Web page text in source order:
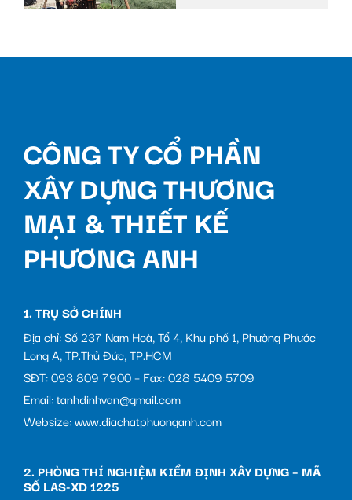
CÔNG TY CỔ PHẦN
XÂY DỰNG THƯƠNG
MẠI & THIẾT KẾ
PHƯƠNG ANH
1. TRỤ SỞ CHÍNH
Địa chỉ: Số 237 Nam Hoà, Tổ 4, Khu phố 1, Phường Phước
Long A, TP.Thủ Đức, TP.HCM
SĐT: 093 809 7900 – Fax: 028 5409 5709
Email: tanhdinhvan@gmail.com
Websize: www.diachatphuonganh.com
2. PHÒNG THÍ NGHIỆM KIỂM ĐỊNH XÂY DỰNG – MÃ
SỐ LAS-XD 1225